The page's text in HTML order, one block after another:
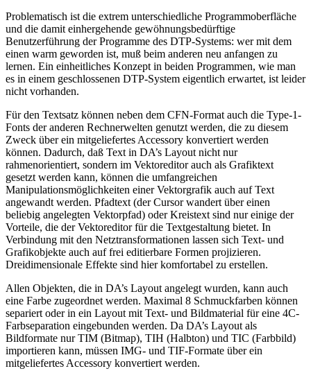
Problematisch ist die extrem unterschiedliche Programmoberfläche
und die damit einhergehende gewöhnungsbedürftige
Benutzerführung der Programme des DTP-Systems: wer mit dem
einen warm geworden ist, muß beim anderen neu anfangen zu
lernen. Ein einheitliches Konzept in beiden Programmen, wie man
es in einem geschlossenen DTP-System eigentlich erwartet, ist leider
nicht vorhanden.
Für den Textsatz können neben dem CFN-Format auch die Type-1-
Fonts der anderen Rechnerwelten genutzt werden, die zu diesem
Zweck über ein mitgeliefertes Accessory konvertiert werden
können. Dadurch, daß Text in DA’s Layout nicht nur
rahmenorientiert, sondern im Vektoreditor auch als Grafiktext
gesetzt werden kann, können die umfangreichen
Manipulationsmöglichkeiten einer Vektorgrafik auch auf Text
angewandt werden. Pfadtext (der Cursor wandert über einen
beliebig angelegten Vektorpfad) oder Kreistext sind nur einige der
Vorteile, die der Vektoreditor für die Textgestaltung bietet. In
Verbindung mit den Netztransformationen lassen sich Text- und
Grafikobjekte auch auf frei editierbare Formen projizieren.
Dreidimensionale Effekte sind hier komfortabel zu erstellen.
Allen Objekten, die in DA’s Layout angelegt wurden, kann auch
eine Farbe zugeordnet werden. Maximal 8 Schmuckfarben können
separiert oder in ein Layout mit Text- und Bildmaterial für eine 4C-
Farbseparation eingebunden werden. Da DA’s Layout als
Bildformate nur TIM (Bitmap), TIH (Halbton) und TIC (Farbbild)
importieren kann, müssen IMG- und TIF-Formate über ein
mitgeliefertes Accessory konvertiert werden.